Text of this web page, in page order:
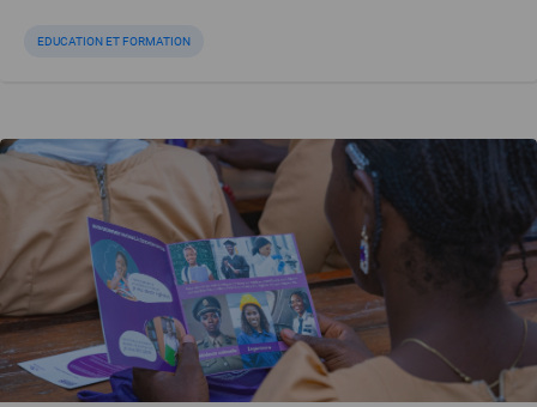
EDUCATION ET FORMATION